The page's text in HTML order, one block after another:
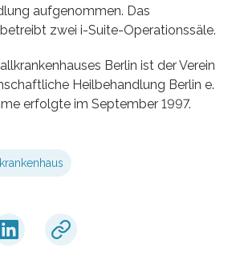
aufgenommen. Das
zwei i-Suite-Operationssäle.
Berlin ist der Verein
Heilbehandlung Berlin e.
erfolgte im September 1997.